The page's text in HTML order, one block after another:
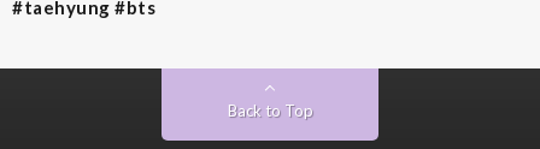
#taehyung #bts
Back to Top